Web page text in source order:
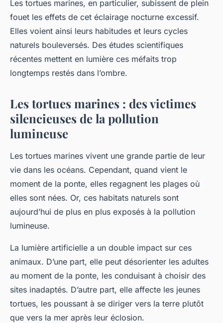
Les tortues marines, en particulier, subissent de plein
fouet les effets de cet éclairage nocturne excessif.
Elles voient ainsi leurs habitudes et leurs cycles
naturels bouleversés. Des études scientifiques
récentes mettent en lumière ces méfaits trop
longtemps restés dans l’ombre.
Les tortues marines : des victimes
silencieuses de la pollution
lumineuse
Les tortues marines vivent une grande partie de leur
vie dans les océans. Cependant, quand vient le
moment de la ponte, elles regagnent les plages où
elles sont nées. Or, ces habitats naturels sont
aujourd’hui de plus en plus exposés à la pollution
lumineuse.
La lumière artificielle a un double impact sur ces
animaux. D’une part, elle peut désorienter les adultes
au moment de la ponte, les conduisant à choisir des
sites inadaptés. D’autre part, elle affecte les jeunes
tortues, les poussant à se diriger vers la terre plutôt
que vers la mer après leur éclosion.